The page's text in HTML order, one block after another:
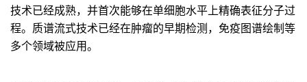
技术已经成熟，并首次能够在单细胞水平上精确表征分子过
程。质谱流式技术已经在肿瘤的早期检测，免疫图谱绘制等
多个领域被应用。